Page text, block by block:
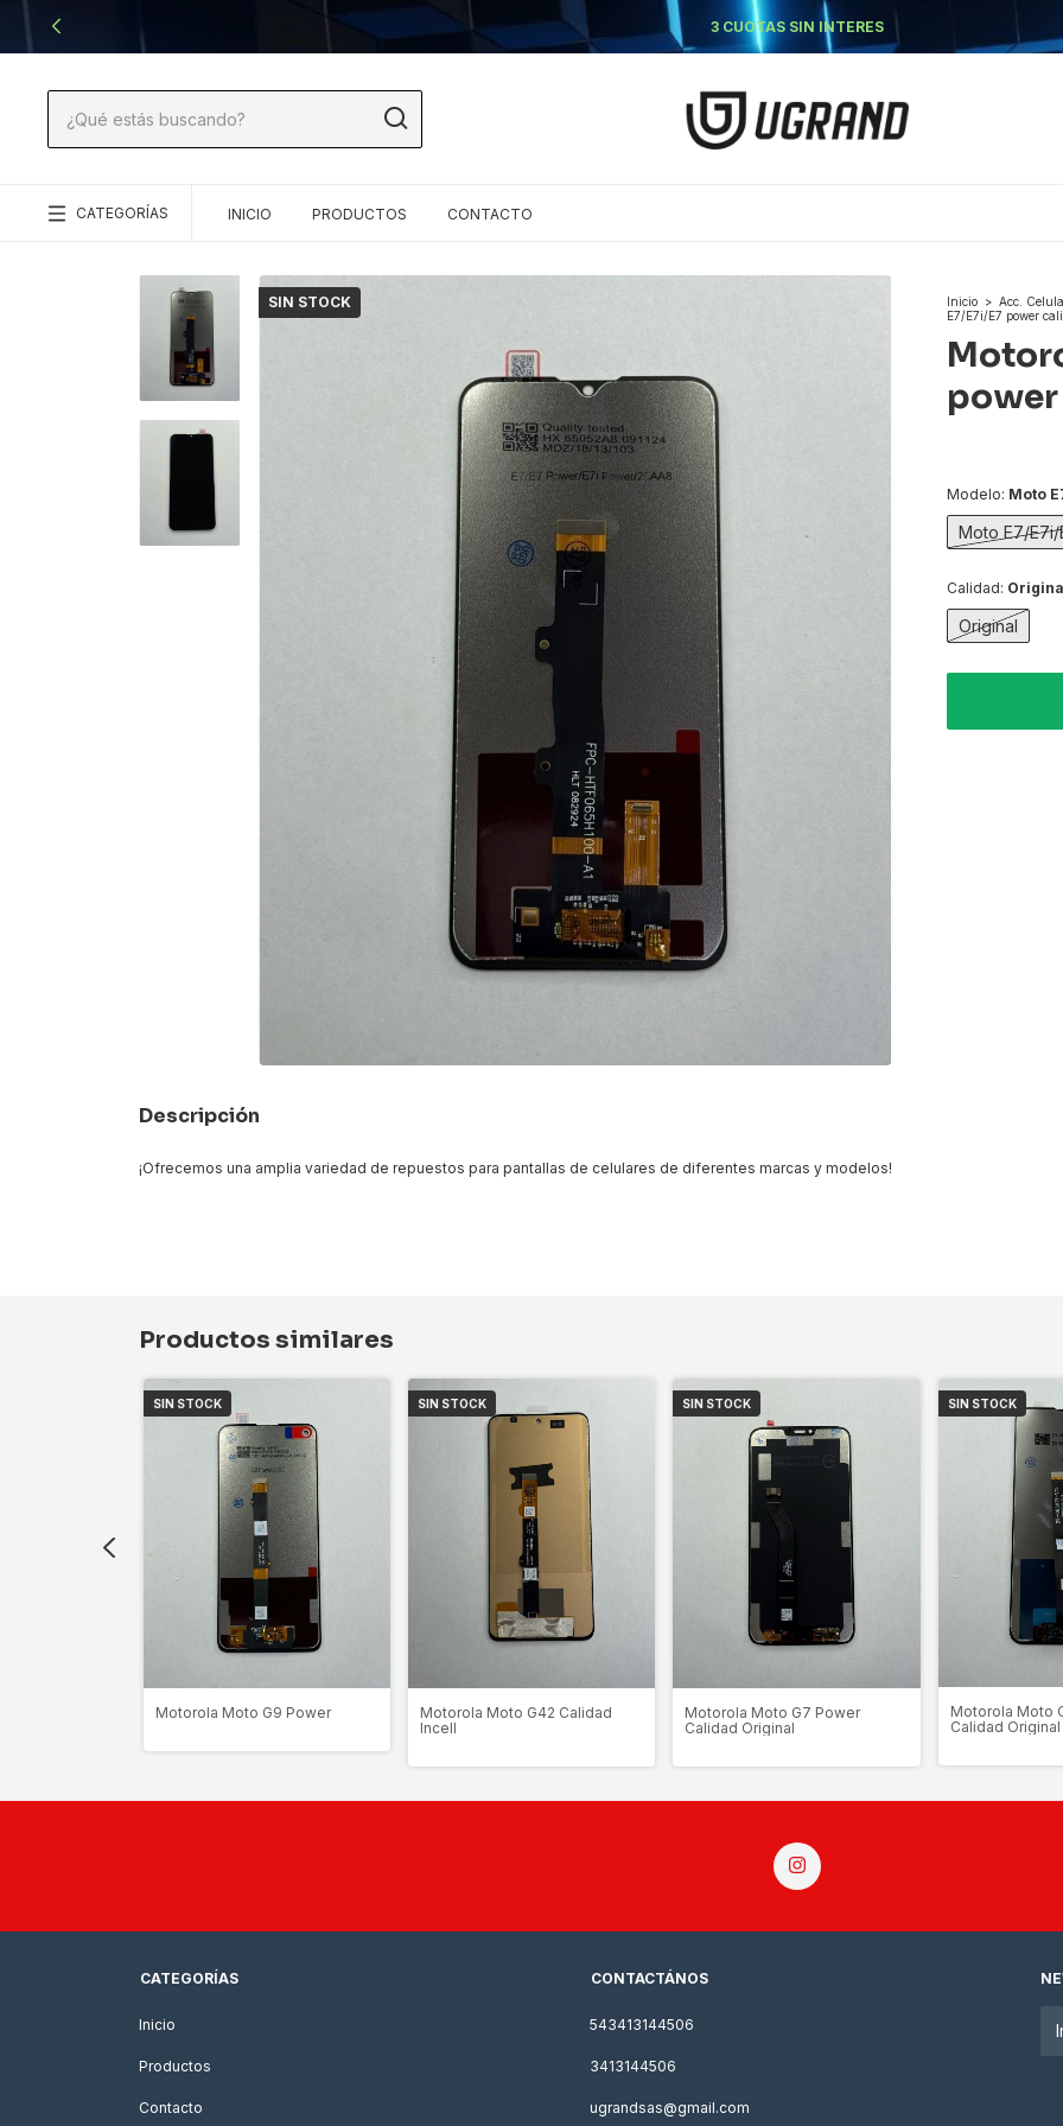
3 CUOTAS SIN INTERES
CATEGORÍAS INICIO PRODUCTOS CONTACTO
SIN STOCK Inicio > Acc.
E7/E7i/E7 power
Modelo: Moto
Moto E7/
Calidad:
Original
Descripción
¡Ofrecemos una amplia variedad de repuestos para pantallas de celulares de diferentes marcas y modelos!
Productos similares
SIN STOCK
Motorola Moto G9 Power
SIN STOCK
Motorola Moto G42 Calidad
Incell
SIN STOCK
Motorola Moto G7 Power
Calidad Original
SIN STOCK
Motorola Moto
Calidad Original
CATEGORÍAS
Inicio
Productos
Contacto
CONTACTÁNOS
543413144506
3413144506
ugrandsas@gmail.com